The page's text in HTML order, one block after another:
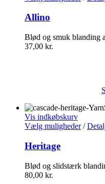
Allino
Blød og smuk blanding
37,00 kr.
Vis indkøbskurv
Vælg muligheder/
Heritage
Blød og slidstærk
80,00 kr.